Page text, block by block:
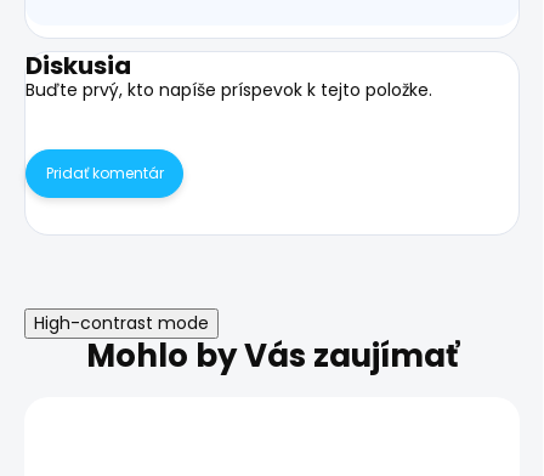
Diskusia
Buďte prvý, kto napíše príspevok k tejto položke.
Pridať komentár
High-contrast mode
Mohlo by Vás zaujímať